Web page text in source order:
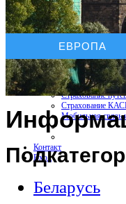
Услуги On-line
Бронирование
Бронирование
Бронирование
Страхование
Страхование
Мобильная связь
Контакт
Вход
ЕВРОПА
Беларусь